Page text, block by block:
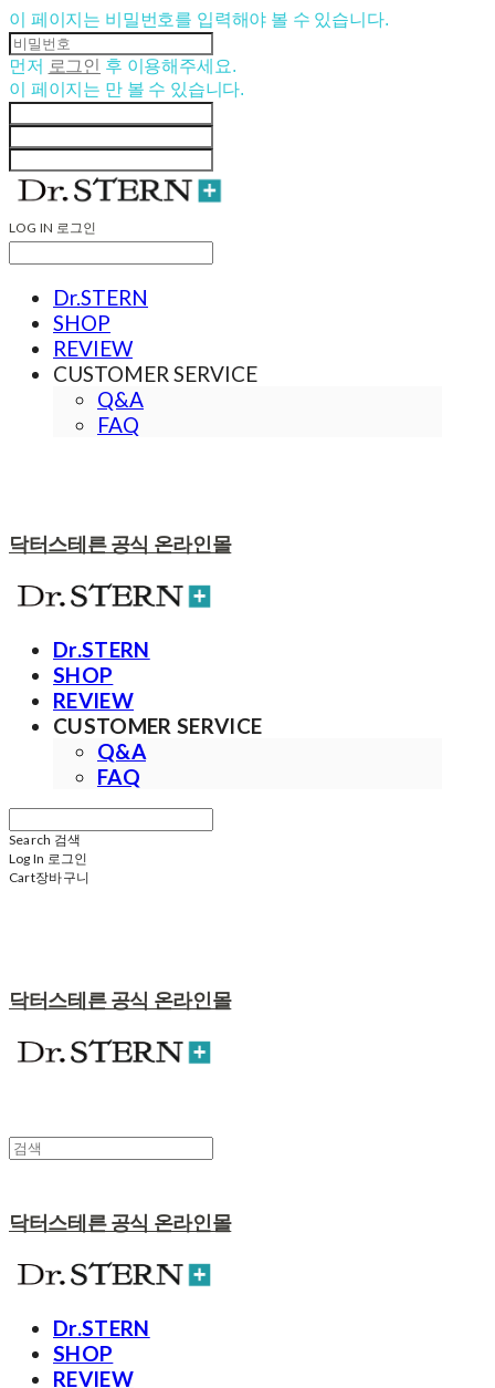
이 페이지는 비밀번호를 입력해야 볼 수 있습니다.
먼저 로그인
후 이용해주세요.
이 페이지는 만 볼 수 있습니다.
LOG IN 로그인
Dr.STERN
SHOP
REVIEW
CUSTOMER SERVICE
Q&A
FAQ
닥터스테른 공식 온라인몰
Dr.STERN
SHOP
REVIEW
CUSTOMER SERVICE
Q&A
FAQ
Search 검색
Log In 로그인
Cart장바구니
닥터스테른 공식 온라인몰
닥터스테른 공식 온라인몰
Dr.STERN
SHOP
REVIEW